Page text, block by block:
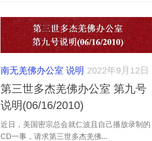
南无羌佛办公室 说明 2022年9月12日
第三世多杰羌佛办公室 第九号
说明(06/16/2010)
近日，美国密宗总会就仁波且自己播放录制的
CD一事，请求第三世多杰羌佛...